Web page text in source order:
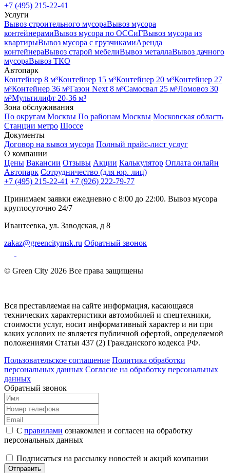
+7 (495) 215-22-41
Услуги
Вывоз строительного мусораВывоз мусора
контейнерамиВывоз мусора по ОССиГВывоз мусора из
квартирыВывоз мусора с грузчикамиАренда
контейнераВывоз старой мебелиВывоз металлаВывоз дачного
мусораВывоз ТКО
Автопарк
Контейнер 8 м³Контейнер 15 м³Контейнер 20 м³Контейнер 27
м³Контейнер 36 м³Газон Next 8 м³Самосвал 25 м³Ломовоз 30
м³Мультилифт 20-36 м³
Зона обслуживания
По округам Москвы По районам Москвы Московская область
Станции метро Шоссе
Документы
Договор на вывоз мусора Полный прайс-лист услуг
О компании
Цены Вакансии Отзывы Акции Калькулятор Оплата онлайн
Автопарк Сотрудничество (для юр. лиц)
+7 (495) 215-22-41 +7 (926) 222-79-77
Принимаем заявки ежедневно с 8:00 до 22:00. Вывоз мусора
круглосуточно 24/7
Ивантеевка, ул. Заводская, д 8
zakaz@greencitymsk.ru Обратный звонок
© Green City 2026 Все права защищены
Вся преставляемая на сайте информация, касающаяся
технических характеристики автомобилей и спецтехники,
стоимости услуг, носит информативный характер и ни при
каких услових не является публичной офертой, определяемой
положениями Статьи 437 (2) Гражданского кодекса РФ.
Пользовательское соглашение Политика обработки
персональных данных Согласие на обработку персональных
данных
Обратный звонок
С правилами ознакомлен и согласен на обработку
персональных данных
Подписаться на рассылку новостей и акций компании
Отправить